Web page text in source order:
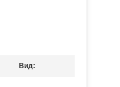
Вид: